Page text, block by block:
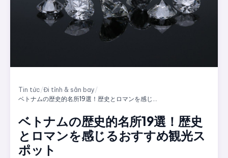
Tin tức/Đi tỉnh & sân bay/
ベトナムの歴史的名所19選！歴史とロマンを感じるおすすめ観光スポット
ベトナムの歴史的名所19選！歴史
とロマンを感じるおすすめ観光ス
ポット